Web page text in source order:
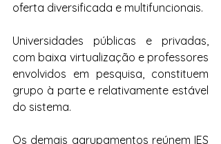
oferta diversificada e multifuncionais.
Universidades públicas e privadas,
com baixa virtualização e professores
envolvidos em pesquisa, constituem
grupo à parte e relativamente estável
do sistema.
Os demais agrupamentos reúnem IES